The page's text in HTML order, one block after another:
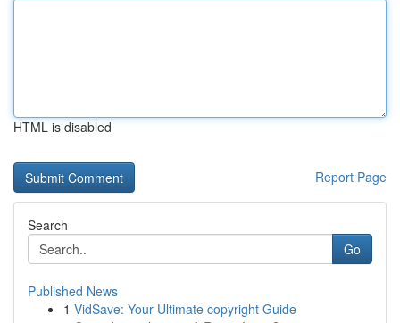
HTML is disabled
Report Page
Search
Go
Published News
1 VidSave: Your Ultimate copyright Guide